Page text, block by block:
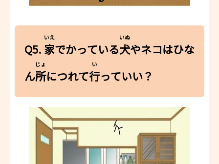
Q5. 家
いえ
でかっている犬
いぬ
やネコはひな
ん所
じょ
につれて行
い
っていい？